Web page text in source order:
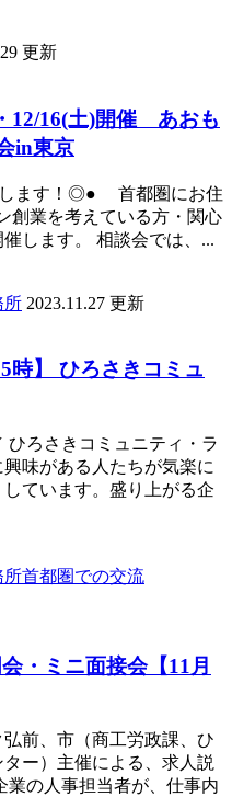
更新
12/16(土)開催 あおも
in東京
ます！◎● 首都圏にお住
創業を考えている方・関心
します。 相談会では、...
所 2023.11.27 更新
時】 ひろさきコミュ
ひろさきコミュニティ・ラ
味がある人たちが気楽に
ています。盛り上がる企
所首都圏での交流
・ミニ面接会【11月
前、市（商工労政課、ひ
ー）主催による、求人説
業の人事担当者が、仕事内